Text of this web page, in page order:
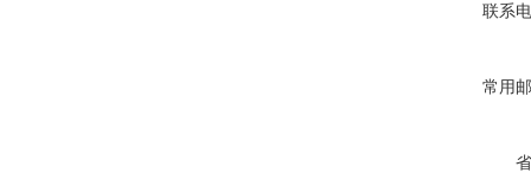
联系
常用